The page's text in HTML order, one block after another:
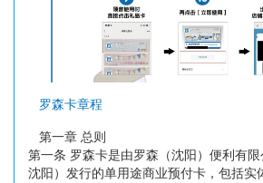
罗森卡章程
第一章 总则
第一条 罗森卡是由罗森（沈阳）便利有
沈阳）发行的单用途商业预付卡，包括实